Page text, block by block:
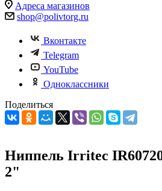
Адреса магазинов
shop@polivtorg.ru
Вконтакте
Telegram
YouTube
Одноклассники
Поделиться
Ниппель Irritec
2"